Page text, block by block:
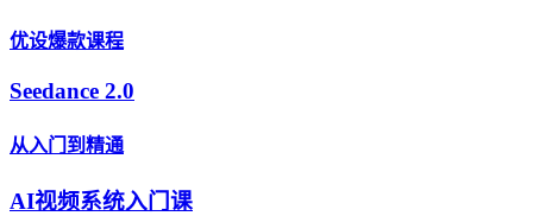
优设爆款课程
Seedance 2.0
从入门到精通
AI视频系统入门课